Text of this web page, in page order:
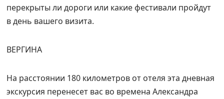
перекрыты ли дороги или какие фестивали пройдут
в день вашего визита.
ВЕРГИНА
На расстоянии 180 километров от отеля эта дневная
экскурсия перенесет вас во времена Александра